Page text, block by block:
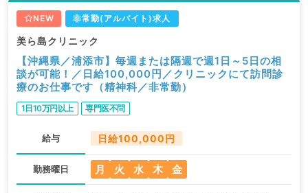
NEW 非常勤(アルバイト)求人
美ら島クリニック
【沖縄県／浦添市】毎週または隔週で週1日～5日の相
談が可能！／日給100,000円／クリニックにて訪問診
療のお仕事です（精神科／非常勤）
1日10万円以上 専門医不問
給与 日給100,000円
勤務曜日 月 火 水 木 金